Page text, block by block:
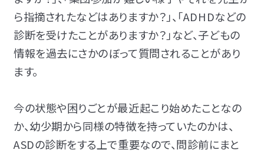
ら指摘されたなどはありますか？」、「ADHDなどの
診断を受けたことがありますか？」など、子どもの
情報を過去にさかのぼって質問されることがあり
ます。
今の状態や困りごとが最近起こり始めたことなの
か、幼少期から同様の特徴を持っていたのかは、
ASDの診断をする上で重要なので、問診前にまと